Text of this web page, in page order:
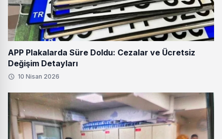
APP Plakalarda Süre Doldu: Cezalar ve Ücretsiz
Değişim Detayları
10 Nisan 2026